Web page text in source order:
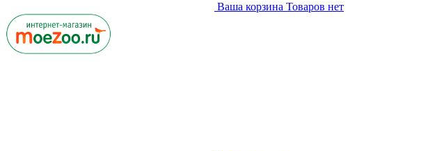
Ваша корзина Товаров нет